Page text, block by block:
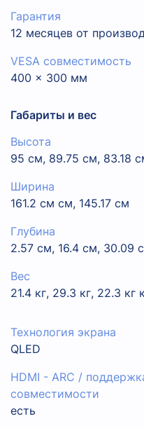
Гарантия
12 месяцев от
VESA совместимость
400 x 300 мм
Габариты и вес
Высота
95 см, 89.75 см, 83.18
Ширина
161.2 см см, 145.17 см
Глубина
2.57 см, 16.4 см, 30.09
Вес
21.4 кг, 29.3 кг, 22.3 кг
Технология экрана
QLED
HDMI - ARC /
совместимости
есть